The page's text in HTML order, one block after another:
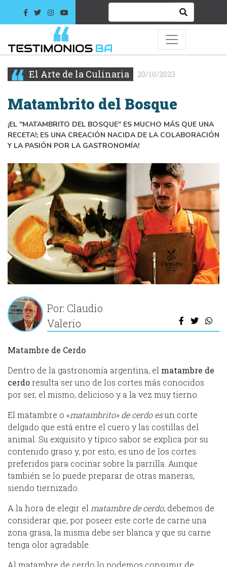
El Arte de la Culinaria 20/10/2023
Matambrito del Bosque
¡EL "MATAMBRITO DEL BOSQUE" ES MUCHO MÁS QUE UNA
RECETA!; ES UNA CREACIÓN NACIDA DE LA COLABORACIÓN
Y LA PASIÓN POR LA GASTRONOMÍA!
Por: Claudio
Valerio
Matambre de Cerdo
Dentro de la gastronomía argentina, el matambre de
cerdoresulta ser uno de los cortes más conocidos
por ser, el mismo, delicioso y a la vez muy tierno.
El matambre o «matambrito» de cerdo esun corte
delgado que está entre el cuero y las costillas del
animal. Su exquisito y típico sabor se explica por su
contenido graso y, por esto, es uno de los cortes
preferidos para cocinar sobre la parrilla. Aunque
también se lo puede preparar de otras maneras,
siendo tiernizado.
A la hora de elegir el matambre de cerdo, debemos de
considerar que, por poseer este corte de carne una
zona grasa, la misma debe ser blanca y que su carne
tenga olor agradable.
Al matambre de cerdo lo podemos consumir de